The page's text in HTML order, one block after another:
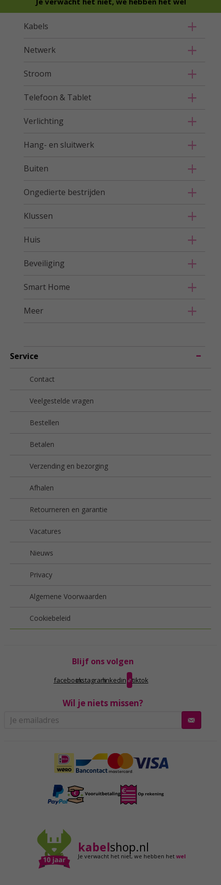
Kabels
Netwerk
Stroom
Telefoon & Tablet
Verlichting
Hang- en sluitwerk
Buiten
Ongedierte bestrijden
Klussen
Huis
Beveiliging
Smart Home
Meer
Service
Contact
Veelgestelde vragen
Bestellen
Betalen
Verzending en bezorging
Afhalen
Retourneren en garantie
Vacatures
Nieuws
Privacy
Algemene Voorwaarden
Cookiebeleid
Blijf ons volgen
facebookinstagramlinkedin tiktok
Wil je niets missen?
kabelshop.nl
Je verwacht het niet,we hebben hetwel